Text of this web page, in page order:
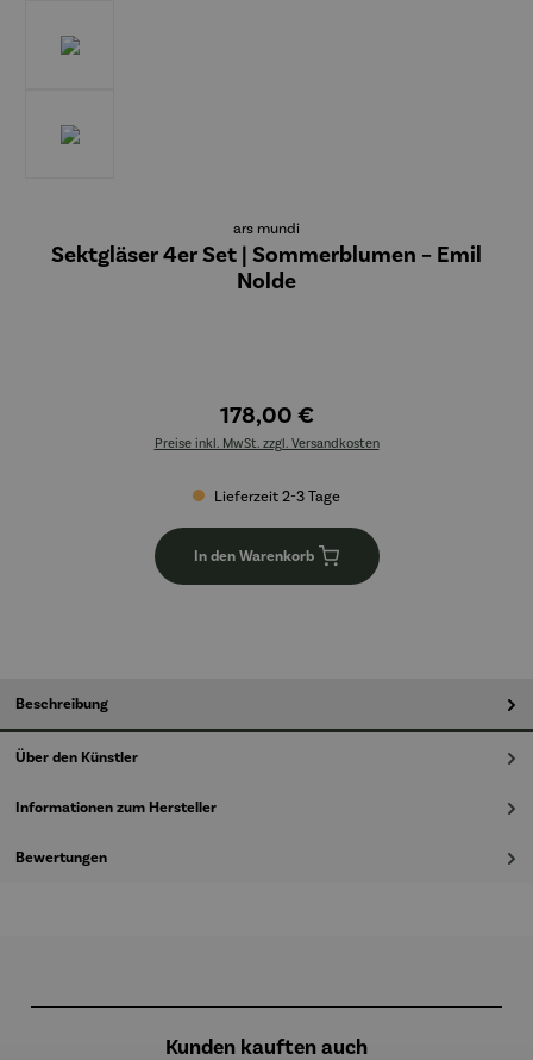
ars mundi
Sektgläser 4er Set | Sommerblumen – Emil
Nolde
178,00 €
Preise inkl. MwSt. zzgl. Versandkosten
Lieferzeit 2-3 Tage
In den Warenkorb
Beschreibung
Über den Künstler
Informationen zum Hersteller
Bewertungen
Kunden kauften auch